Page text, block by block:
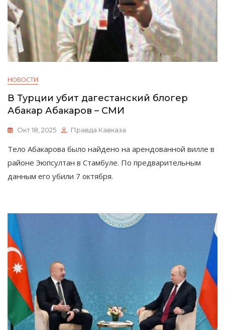
НОВОСТИ
В Турции убит дагестанский блогер
Абакар Абакаров – СМИ
Окт 18, 2025 Правда Кавказа
Тело Абакарова было найдено на арендованной вилле в
районе Эюпсултан в Стамбуле. По предварительным
данным его убили 7 октября.